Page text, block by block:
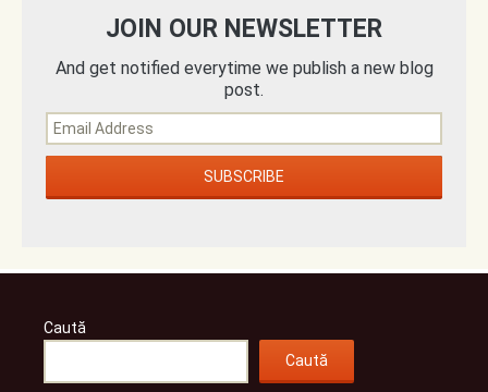
JOIN OUR NEWSLETTER
And get notified everytime we publish a new blog
post.
Caută
Caută